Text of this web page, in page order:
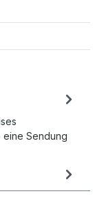
eine Sendung